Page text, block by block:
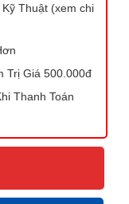
Thuật (xem chi
Trị Giá 500.000đ
Thanh Toán